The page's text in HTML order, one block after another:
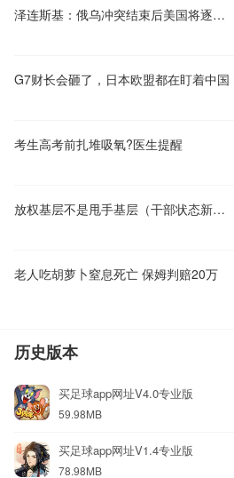
泽连斯基：俄乌冲突结束后美国将逐步解除对俄制裁
G7财长会砸了，日本欧盟都在盯着中国
考生高考前扎堆吸氧?医生提醒
放权基层不是甩手基层（干部状态新观察·为基层减负赋能）
老人吃胡萝卜窒息死亡 保姆判赔20万
历史版本
买足球app网址V4.0专业版
59.98MB
买足球app网址V1.4专业版
78.98MB